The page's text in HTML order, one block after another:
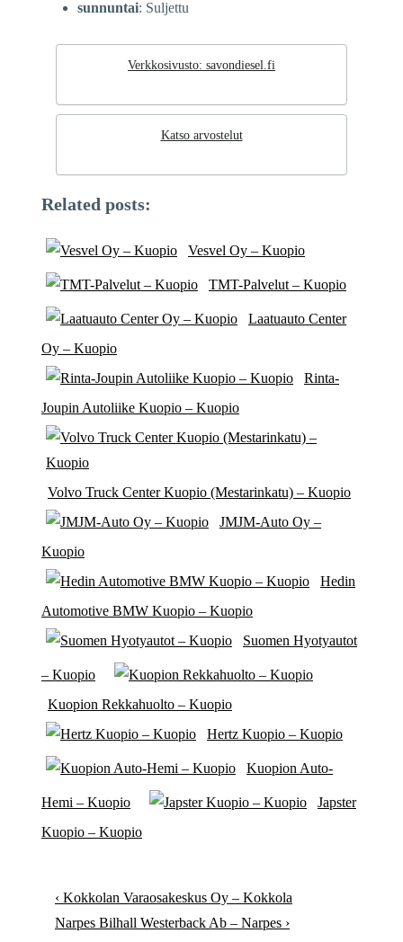
sunnuntai: Suljettu
Verkkosivusto: savondiesel.fi
Katso arvostelut
Related posts:
Vesvel Oy – Kuopio
TMT-Palvelut – Kuopio
Laatuauto Center
Oy – Kuopio
Rinta-
Joupin Autoliike Kuopio – Kuopio
Volvo Truck Center Kuopio (Mestarinkatu) – Kuopio
JMJM-Auto Oy –
Kuopio
Hedin
Automotive BMW Kuopio – Kuopio
Suomen Hyotyautot
– Kuopio
Kuopion Rekkahuolto – Kuopio
Hertz Kuopio – Kuopio
Kuopion Auto-
Hemi – Kuopio
Japster
Kuopio – Kuopio
Post
navigation
Previous
Post
‹ Kokkolan Varaosakeskus Oy – Kokkola
Next
Narpes Bilhall Westerback Ab – Narpes ›